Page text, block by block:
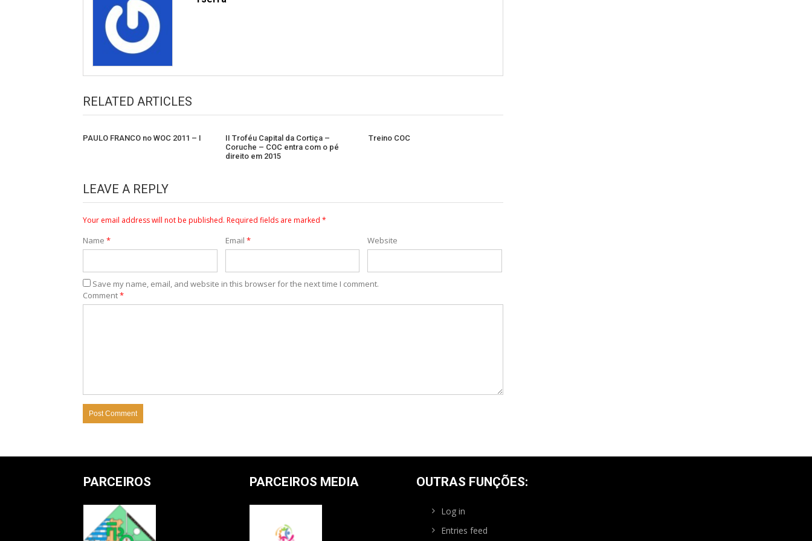
RELATED ARTICLES
PAULO FRANCO no WOC 2011 – I
II Troféu Capital da Cortiça –
Coruche – COC entra com o pé
direito em 2015
Treino COC
LEAVE A REPLY
Your email address will not be published. Required fields are marked *
Name * Email * Website
Save my name, email, and website in this browser for the next time I comment.
Comment*
PARCEIROS PARCEIROS MEDIA OUTRAS FUNÇÕES:
Log in
Entries feed